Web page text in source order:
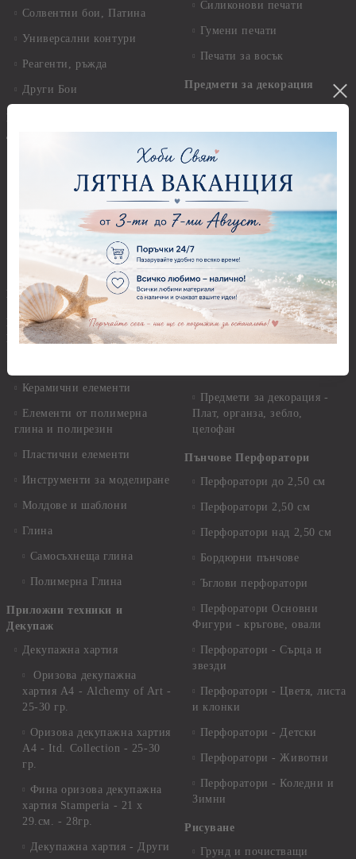
Солвентни бои, Патина
Универсални контури
Реагенти, ръжда
Други Бои
Брокат, пайети, мъниста и
декоративен пясък
Брокати, ледени кристали и
Мъниста
Декоративен пясък и
камъчета
Висулки
Глина,Гипс, Калъпи,
Елементи, Инструменти
Керамични елементи
Елементи от полимерна
глина и полирезин
Пластични елементи
Инструменти за моделиране
Молдове и шаблони
Глина
Самосъхнеща глина
Полимерна Глина
Приложни техники и
Декупаж
Декупажна хартия
Оризова декупажна
хартия А4 - Alchemy of Art -
25-30 гр.
Оризова декупажна хартия
А4 - Itd. Collection - 25-30
гр.
Фина оризова декупажна
хартия Stamperia - 21 х
29.см. - 28гр.
Декупажна хартия - Други
Силиконови печати
Гумени печати
Печати за восък
Предмети за декорация
Предмети за декорация -
Дърво
Предмети за декорация -
Мукава, Картон и Хартия
Предмети за декорация -
МДФ
Предмети за декорация -
Керамика и метал
Предмети за декорация -
Стирофом
Предмети за декорация -
Плат, органза, зебло,
целофан
Пънчове Перфоратори
Перфоратори до 2,50 см
Перфоратори 2,50 см
Перфоратори над 2,50 см
Бордюрни пънчове
Ъглови перфоратори
Перфоратори Основни
Фигури - кръгове, овали
Перфоратори - Сърца и
звезди
Перфоратори - Цветя, листа
и клонки
Перфоратори - Детски
Перфоратори - Животни
Перфоратори - Коледни и
Зимни
Рисуване
Грунд и почистващи